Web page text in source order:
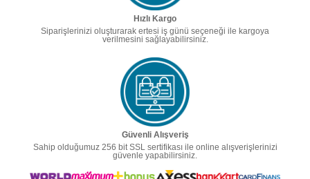
Hızlı Kargo
Siparişlerinizi oluşturarak ertesi iş günü seçeneği ile kargoya
verilmesini sağlayabilirsiniz.
Güvenli Alışveriş
Sahip olduğumuz 256 bit SSL sertifikası ile online alışverişlerinizi
güvenle yapabilirsiniz.